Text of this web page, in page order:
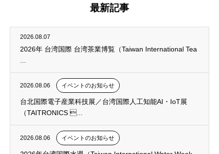
最新記事
2026.08.07
2026年 台湾国際 台湾茶業博覧（Taiwan International Tea
2026.08.06 イベントのお知らせ
台北国際電子産業科技展／台湾国際人工知能AI・IoT展
（TAITRONICS ...
2026.08.06 イベントのお知らせ